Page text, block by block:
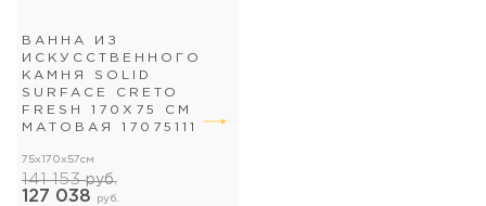
ВАННА ИЗ
ИСКУССТВЕННОГО
КАМНЯ SOLID
SURFACE CRETO
FRESH 170X75 СМ
МАТОВАЯ 17075111
75x170x57см
141 153руб.
127 038 руб.